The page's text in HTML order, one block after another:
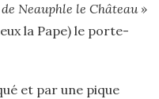
Neauphle le Château »
la Pape) le porte-
et par une pique